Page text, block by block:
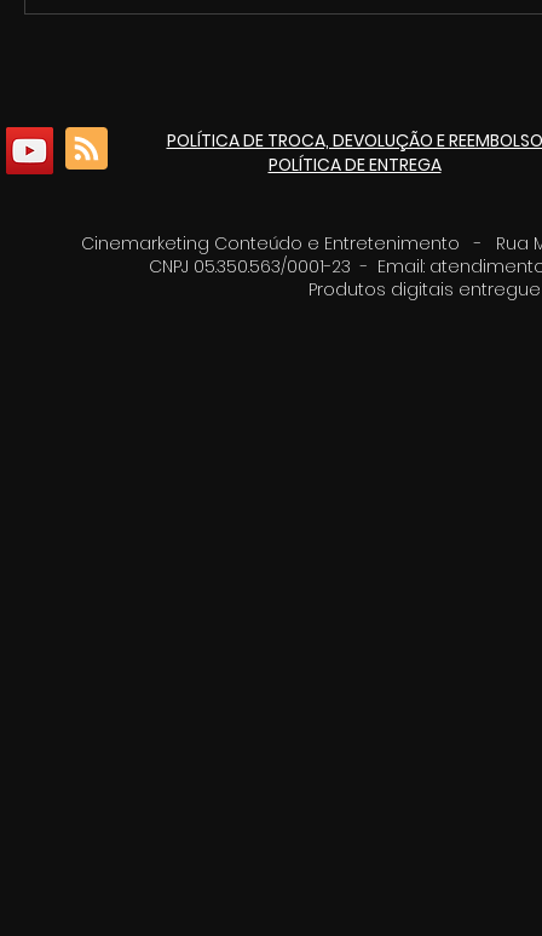
POLÍTICA DE TROCA, DEVOLUÇÃO E REEMBOLSO
POLÍTICA DE ENTREGA
Cinemarketing Conteúdo e Entretenimento - Rua
CNPJ 05.350.563/0001-23 - Email:
Produtos digitais